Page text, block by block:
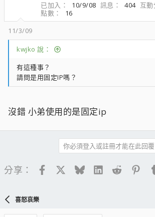
已加入
10/9/08 訊息 404 互
點數
16
11/3/09
kwjko 說：
有這種事？
請問是用固定IP嗎？
沒錯 小弟使用的是固定ip
你必須登入或註冊才能在此回覆
分享： FacebookBlueskyLinkedIn
Reddit
喜怒哀樂